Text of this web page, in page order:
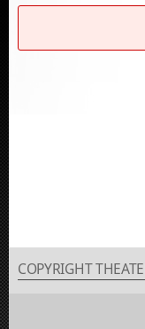
COPYRIGHT